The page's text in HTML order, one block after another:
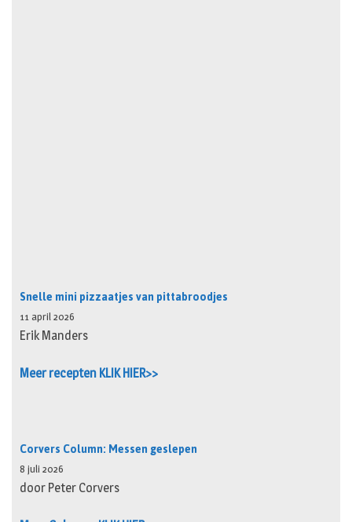
Snelle mini pizzaatjes van pittabroodjes
11 april 2026
Erik Manders
Meer recepten KLIK HIER>>
Corvers Column: Messen geslepen
8 juli 2026
door Peter Corvers